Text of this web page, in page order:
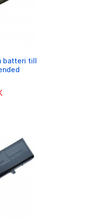
batteri till